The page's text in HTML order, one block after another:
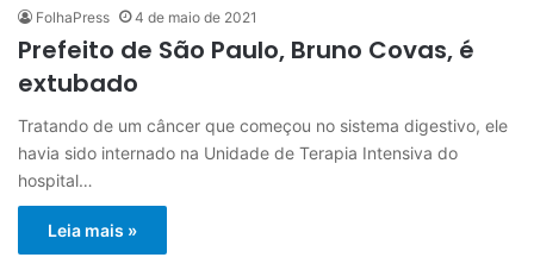
FolhaPress 4 de maio de 2021
Prefeito de São Paulo, Bruno Covas, é
extubado
Tratando de um câncer que começou no sistema digestivo, ele
havia sido internado na Unidade de Terapia Intensiva do
hospital…
Leia mais »